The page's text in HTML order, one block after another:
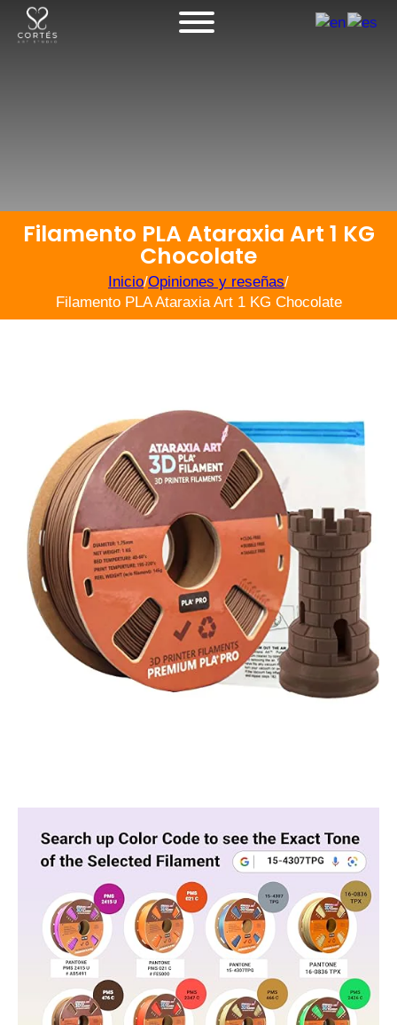
Filamento PLA Ataraxia Art 1 KG
Chocolate
Inicio/Opiniones y reseñas/
Filamento PLA Ataraxia Art 1 KG Chocolate